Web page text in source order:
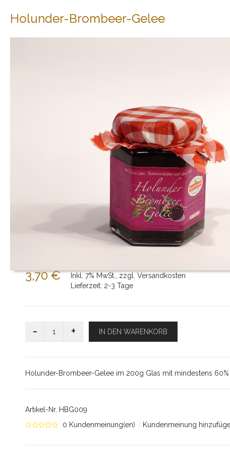
Holunder-Brombeer-Gelee
3,70 € Inkl. 7% MwSt., zzgl. Versandkosten
Lieferzeit: 2-3 Tage
- + IN DEN WARENKORB
Holunder-Brombeer-Gelee im 200g Glas mit mindestens 60%
Artikel-Nr. HBG009
0 Kundenmeinung(en)
Kundenmeinung